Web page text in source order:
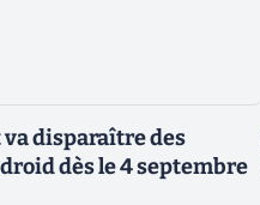
disparaître des
dès le 4 septembre